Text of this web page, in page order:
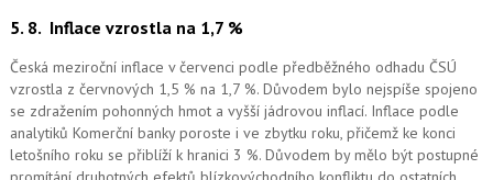
5. 8. Inflace vzrostla na 1,7 %
Česká meziroční inflace v červenci podle předběžného odhadu ČSÚ
vzrostla z červnových 1,5 % na 1,7 %. Důvodem bylo nejspíše spojeno
se zdražením pohonných hmot a vyšší jádrovou inflací. Inflace podle
analytiků Komerční banky poroste i ve zbytku roku, přičemž ke konci
letošního roku se přiblíží k hranici 3 %. Důvodem by mělo být postupné